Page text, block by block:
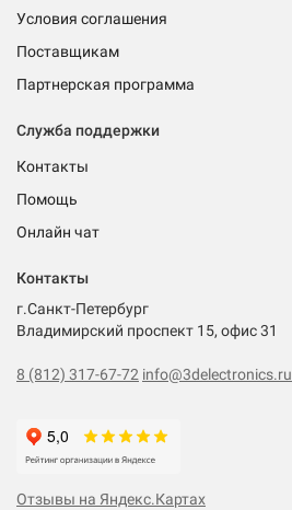
Условия соглашения
Поставщикам
Партнерская программа
Служба поддержки
Контакты
Помощь
Онлайн чат
Контакты
г.Санкт-Петербург
Владимирский проспект 15, офис 31
8 (812) 317-67-72 info@3delectronics.ru
Отзывы на Яндекс.Картах